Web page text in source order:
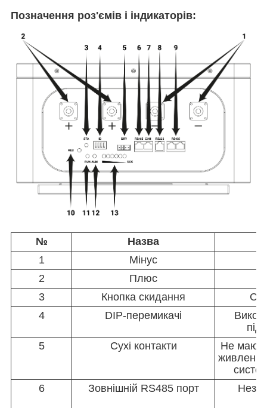
Позначення роз'ємів і індикаторів:
№
Назва
1
Мінус
2
Плюс
3
Кнопка скидання
4
DIP-перемикачі
5
Сухі контакти
Не
6
Зовнішній RS485 порт